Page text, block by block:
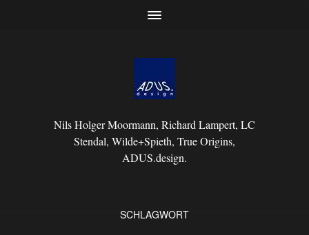
Nils Holger Moormann, Richard Lampert, LC
Stendal, Wilde+Spieth, True Origins,
ADUS.design.
SCHLAGWORT